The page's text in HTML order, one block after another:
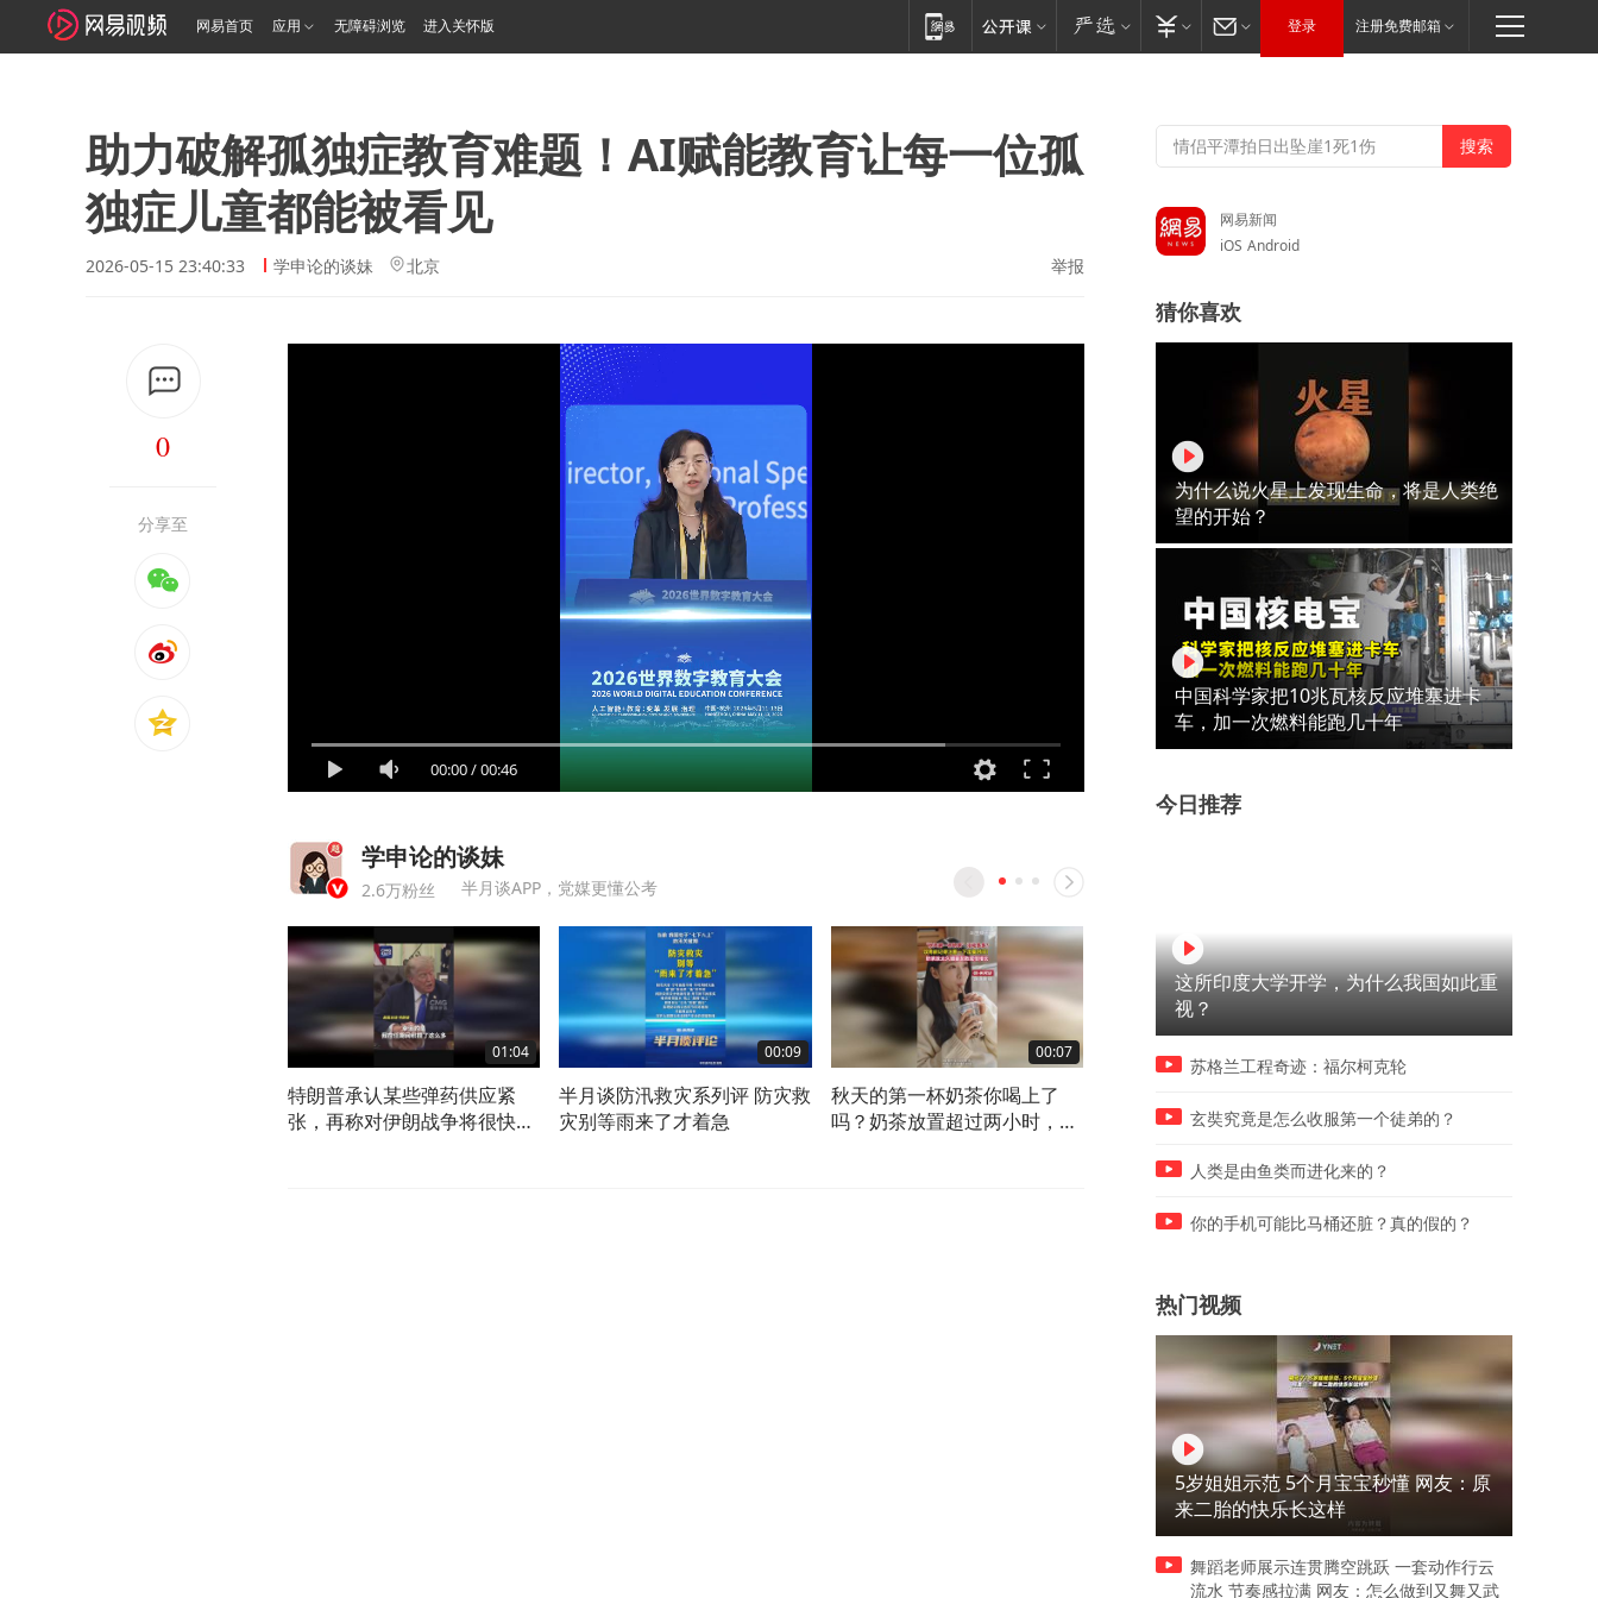
网易首页 应用 无障碍浏览 进入关怀版 登录 注册免费邮箱
助力破解孤独症教育难题！AI赋能教育让每一位孤
独症儿童都能被看见
2026-05-15 23:40:33 学申论的谈妹 北京 举报
0
分享至
00:00/00:46
学申论的谈妹
2.6万粉丝 半月谈APP，党媒更懂公考
01:04
特朗普承认某些弹药供应紧
张，再称对伊朗战争将很快结
00:09
半月谈防汛救灾系列评 防灾救
灾别等雨来了才着急
00:07
秋天的第一杯奶茶你喝上了
吗？奶茶放置超过两小时，细
将给华东等地带来强风雨（来
前防擅返不容松懈 半月谈评
网易新闻
iOS Android
猜你喜欢
为什么说火星上发现生命，将是人类绝
望的开始？
中国科学家把10兆瓦核反应堆塞进卡
车，加一次燃料能跑几十年
今日推荐
这所印度大学开学，为什么我国如此重
视？
苏格兰工程奇迹：福尔柯克轮
玄奘究竟是怎么收服第一个徒弟的？
人类是由鱼类而进化来的？
你的手机可能比马桶还脏？真的假的？
热门视频
5岁姐姐示范 5个月宝宝秒懂 网友：原
来二胎的快乐长这样
舞蹈老师展示连贯腾空跳跃 一套动作行云
流水 节奏感拉满 网友：怎么做到又舞又武